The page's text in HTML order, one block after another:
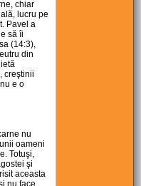
chiar
lucru pe
Pavel a
să îi
(14:3),
din
creştinii
e o
nu
oameni
Totuşi,
şi
aceasta